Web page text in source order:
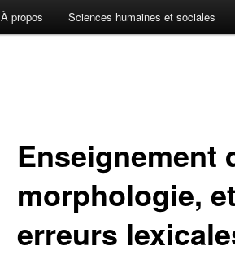
À propos Sciences humaines et sociales
Enseignement
morphologie,
erreurs